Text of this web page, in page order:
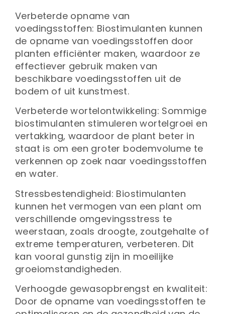
Verbeterde opname van
voedingsstoffen: Biostimulanten kunnen
de opname van voedingsstoffen door
planten efficiënter maken, waardoor ze
effectiever gebruik maken van
beschikbare voedingsstoffen uit de
bodem of uit kunstmest.
Verbeterde wortelontwikkeling: Sommige
biostimulanten stimuleren wortelgroei en
vertakking, waardoor de plant beter in
staat is om een groter bodemvolume te
verkennen op zoek naar voedingsstoffen
en water.
Stressbestendigheid: Biostimulanten
kunnen het vermogen van een plant om
verschillende omgevingsstress te
weerstaan, zoals droogte, zoutgehalte of
extreme temperaturen, verbeteren. Dit
kan vooral gunstig zijn in moeilijke
groeiomstandigheden.
Verhoogde gewasopbrengst en kwaliteit:
Door de opname van voedingsstoffen te